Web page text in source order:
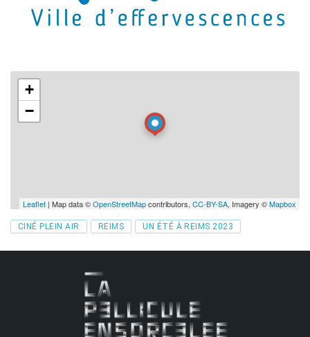
+
−
Leaflet | Map data ©OpenStreetMapcontributors, CC-BY-SA, Imagery ©Mapbox
Tags
CINÉ PLEIN AIR REIMS UN ÉTÉ À REIMS 2023